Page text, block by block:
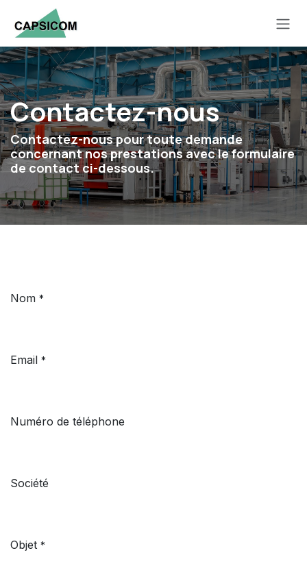
Se rendre au contenu
Contactez-nous
Contactez-nous pour toute demande
concernant nos prestations avec le formulaire
de contact ci-dessous.
Nom *
Email *
Numéro de téléphone
Société
Objet *